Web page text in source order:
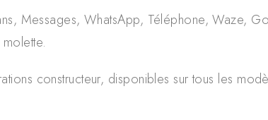
Messages, WhatsApp, Téléphone, Waze,
constructeur, disponibles sur tous les